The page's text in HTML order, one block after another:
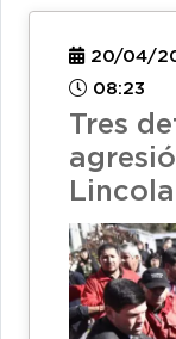
20/04/
08:23
Tres